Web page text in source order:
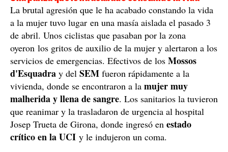
La brutal agresión que le ha acabado constando la vida
a la mujer tuvo lugar en una masía aislada el pasado 3
de abril. Unos ciclistas que pasaban por la zona
oyeron los gritos de auxilio de la mujer y alertaron a los
servicios de emergencias. Efectivos de los Mossos
d'Esquadra y del SEM fueron rápidamente a la
vivienda, donde se encontraron a la mujer muy
malherida y llena de sangre. Los sanitarios la tuvieron
que reanimar y la trasladaron de urgencia al hospital
Josep Trueta de Girona, donde ingresó en estado
crítico en la UCI y le indujeron un coma.